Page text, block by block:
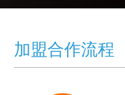
加盟合作流程